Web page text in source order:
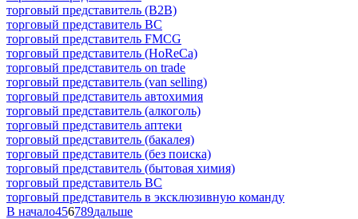
торговый представитель (B2B)
торговый представитель BC
торговый представитель FMCG
торговый представитель (HoReCa)
торговый представитель on trade
торговый представитель (van selling)
торговый представитель автохимия
торговый представитель (алкоголь)
торговый представитель аптеки
торговый представитель (бакалея)
торговый представитель (без поиска)
торговый представитель (бытовая химия)
торговый представитель ВС
торговый представитель в эксклюзивную команду
В начало456789дальше